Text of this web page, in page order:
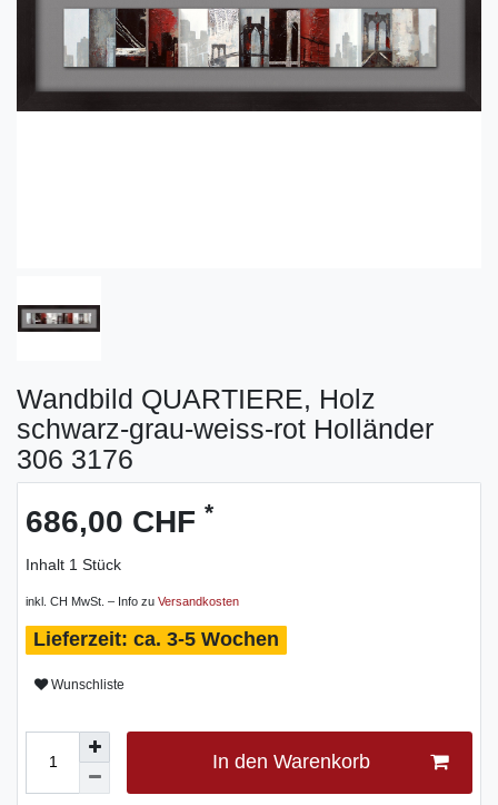
Wandbild QUARTIERE, Holz
schwarz-grau-weiss-rot Holländer
306 3176
686,00 CHF *
Inhalt 1 Stück
inkl. CH MwSt. – Info zu Versandkosten
ca. 3-5 Wochen
Wunschliste
In den Warenkorb